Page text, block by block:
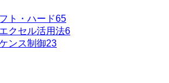
ト・ハード65
クセル活用法6
ンス制御23